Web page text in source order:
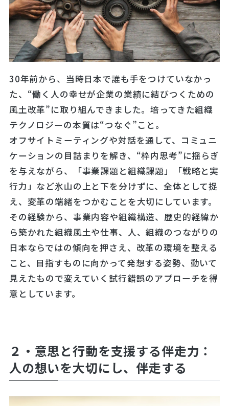
30年前から、当時日本で誰も手をつけていなかっ
た、“働く人の幸せが企業の業績に結びつくための
風土改革”に取り組んできました。培ってきた組織
テクノロジーの本質は“つなぐ”こと。
オフサイトミーティングや対話を通して、コミュニ
ケーションの目詰まりを解き、“枠内思考”に揺らぎ
を与えながら、「事業課題と組織課題」「戦略と実
行力」など氷山の上と下を分けずに、全体として捉
え、変革の端緒をつかむことを大切にしています。
その経験から、事業内容や組織構造、歴史的経緯か
ら築かれた組織風土や仕事、人、組織のつながりの
日本ならではの傾向を押さえ、改革の環境を整える
こと、目指すものに向かって発想する姿勢、動いて
見えたもので変えていく試行錯誤のアプローチを得
意としています。
２・意思と行動を支援する伴走力：
人の想いを大切にし、伴走する